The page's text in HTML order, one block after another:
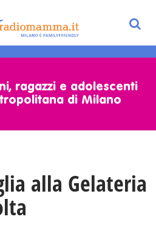
ragazzi e adolescenti
di Milano
alla Gelateria